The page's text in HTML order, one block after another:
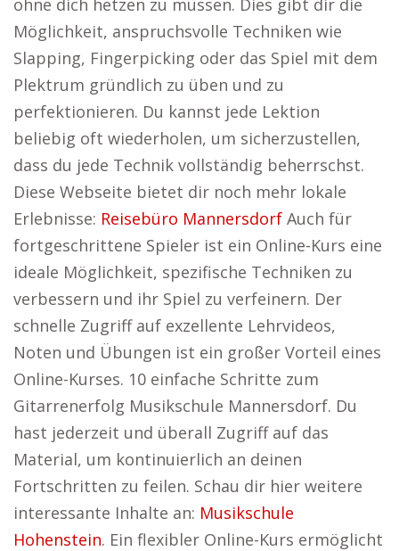
ohne dich hetzen zu müssen. Dies gibt dir die
Möglichkeit, anspruchsvolle Techniken wie
Slapping, Fingerpicking oder das Spiel mit dem
Plektrum gründlich zu üben und zu
perfektionieren. Du kannst jede Lektion
beliebig oft wiederholen, um sicherzustellen,
dass du jede Technik vollständig beherrschst.
Diese Webseite bietet dir noch mehr lokale
Erlebnisse: Reisebüro Mannersdorf Auch für
fortgeschrittene Spieler ist ein Online-Kurs eine
ideale Möglichkeit, spezifische Techniken zu
verbessern und ihr Spiel zu verfeinern. Der
schnelle Zugriff auf exzellente Lehrvideos,
Noten und Übungen ist ein großer Vorteil eines
Online-Kurses. 10 einfache Schritte zum
Gitarrenerfolg Musikschule Mannersdorf. Du
hast jederzeit und überall Zugriff auf das
Material, um kontinuierlich an deinen
Fortschritten zu feilen. Schau dir hier weitere
interessante Inhalte an: Musikschule
Hohenstein. Ein flexibler Online-Kurs ermöglicht